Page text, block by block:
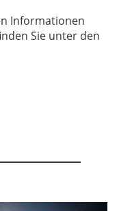
Informationen
Sie unter den